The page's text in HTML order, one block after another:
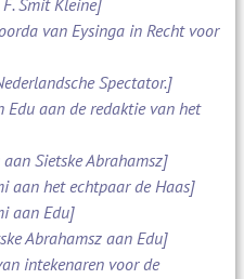
van Eysinga in Recht voor
Spectator.]
Edu aan de redaktie van het
Sietske Abrahamsz]
aan het echtpaar de Haas]
aan Edu]
Abrahamsz aan Edu]
intekenaren voor de